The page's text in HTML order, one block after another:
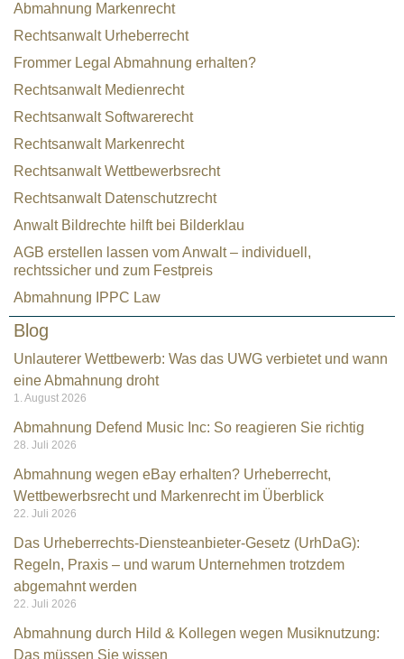
Abmahnung Markenrecht
Rechtsanwalt Urheberrecht
Frommer Legal Abmahnung erhalten?
Rechtsanwalt Medienrecht
Rechtsanwalt Softwarerecht
Rechtsanwalt Markenrecht
Rechtsanwalt Wettbewerbsrecht
Rechtsanwalt Datenschutzrecht
Anwalt Bildrechte hilft bei Bilderklau
AGB erstellen lassen vom Anwalt – individuell,
rechtssicher und zum Festpreis
Abmahnung IPPC Law
Blog
Unlauterer Wettbewerb: Was das UWG verbietet und wann
eine Abmahnung droht
1. August 2026
Abmahnung Defend Music Inc: So reagieren Sie richtig
28. Juli 2026
Abmahnung wegen eBay erhalten? Urheberrecht,
Wettbewerbsrecht und Markenrecht im Überblick
22. Juli 2026
Das Urheberrechts-Diensteanbieter-Gesetz (UrhDaG):
Regeln, Praxis – und warum Unternehmen trotzdem
abgemahnt werden
22. Juli 2026
Abmahnung durch Hild & Kollegen wegen Musiknutzung:
Das müssen Sie wissen
Kundenbewertungen und Erfahrungen zu
Rechtsanwalt Kramarz
100
%
SEHR GUT